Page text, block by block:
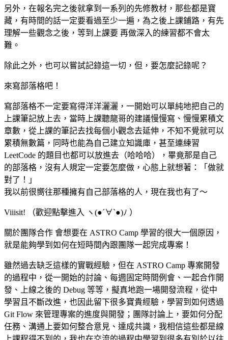
另外，在報名完之後就拿到一系列的先修教材，那些都是寶
藏，有時間的話一定要看過至少一遍，為之後上課鋪路，有先
理解一些觀念之後，等到上課要 再做深入的練習都不會太
難。
除此之外，也可以嘗試記錄這一切，但，要怎麼記錄呢？
來寫部落格吧！
寫部落格不一定要寫得洋洋灑灑，一開始可以單純地把自己的
上課筆記放上去，當時上課聽龍哥的建議慢慢寫、慢慢累積文
章數，從上課的筆記去找每個小觀念去延伸，不知不覺就可以
累積無數篇，同時也能為自己建立知識庫，甚至連練習
LeetCode 的題目也都可以放進去（哈哈哈），畢竟那是自己
的部落格，沒有人規定一定要怎麼做，心態上就想著：「做就
對了！」
我以前很嚮往那種擁有自己部落格的人，現在我也有了～
Viiisit! （歡迎點擊進入 ヽ(●´∀`●)ﾉ ）
關於團隊合作 會想要在 ASTRO Camp 學習的很大一個原因，
就是能夠學到如何在短時間內跟團隊一起完成專案！
雖然過去缺乏這樣的實戰經驗，但在 ASTRO Camp 專案開發
的過程中，從一開始的討論、每週固定時間例會、一起合作開
發、上線之後的 Debug 等等，擬真地跑一場開發流程，從中
學習且不斷改進，也因此留下很多寶貴經驗，學習到如何透過
Git Flow 來管理專案的進度與開發；團隊討論上，要如何分配
任務、溝通上要如何整合意見、達成共識，我相信這些都是線